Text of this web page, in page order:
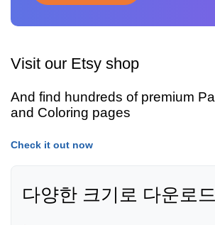
Visit our Etsy shop
And find hundreds of premium
and Coloring pages
Check it out now
다양한 크기로 다운로드